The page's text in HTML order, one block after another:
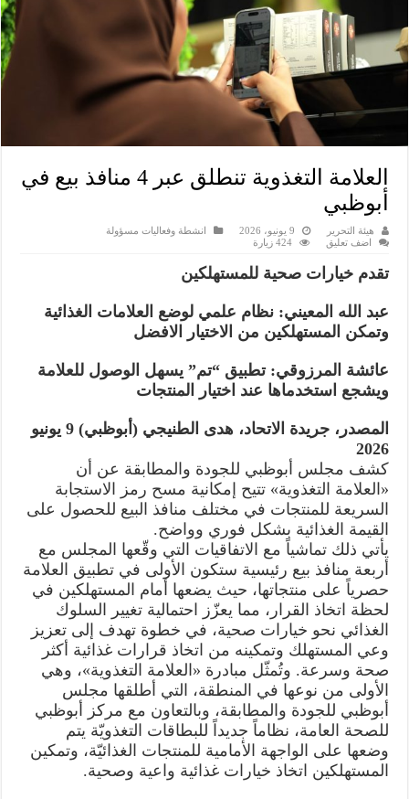
العلامة التغذوية تنطلق عبر 4 منافذ بيع في
أبوظبي
هيئة التحرير 9 يونيو، 2026
انشطة وفعاليات مسؤولة
اضف تعليق
424 زيارة
تقدم خيارات صحية للمستهلكين
عبد الله المعيني: نظام علمي لوضع العلامات الغذائية
وتمكن المستهلكين من الاختيار الافضل
عائشة المرزوقي: تطبيق “تم” يسهل الوصول للعلامة
ويشجع استخدماها عند اختيار المنتجات
المصدر، جريدة الاتحاد، هدى الطنيجي (أبوظبي) 9 يونيو
2026
كشف مجلس أبوظبي للجودة والمطابقة عن أن
«العلامة التغذوية» تتيح إمكانية مسح رمز الاستجابة
السريعة للمنتجات في مختلف منافذ البيع للحصول على
القيمة الغذائية بشكل فوري وواضح.
يأتي ذلك تماشياً مع الاتفاقيات التي وقّعها المجلس مع
أربعة منافذ بيع رئيسية ستكون الأولى في تطبيق العلامة
حصرياً على منتجاتها، حيث يضعها أمام المستهلكين في
لحظة اتخاذ القرار، مما يعزّز احتمالية تغيير السلوك
الغذائي نحو خيارات صحية، في خطوة تهدف إلى تعزيز
وعي المستهلك وتمكينه من اتخاذ قرارات غذائية أكثر
صحة وسرعة. وتُمثّل مبادرة «العلامة التغذوية»، وهي
الأولى من نوعها في المنطقة، التي أطلقها مجلس
أبوظبي للجودة والمطابقة، وبالتعاون مع مركز أبوظبي
للصحة العامة، نظاماً جديداً للبطاقات التغذويّة يتم
وضعها على الواجهة الأمامية للمنتجات الغذائيّة، وتمكين
المستهلكين اتخاذ خيارات غذائية واعية وصحية.